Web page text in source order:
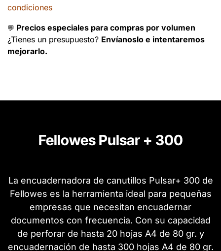
condiciones
💬 Precios especiales para compras por volumen
¿Tienes un presupuesto? Envíanoslo e intentaremos
mejorarlo.
Fellowes Pulsar + 300
La encuadernadora de canutillos Pulsar+ 300 de
Fellowes es la herramienta ideal para pequeñas
empresas que necesitan encuadernar
documentos con frecuencia. Con su capacidad
de perforar de hasta 20 hojas A4 de 80 gr. y
encuadernación de hasta 300 hojas A4 de 80 gr.